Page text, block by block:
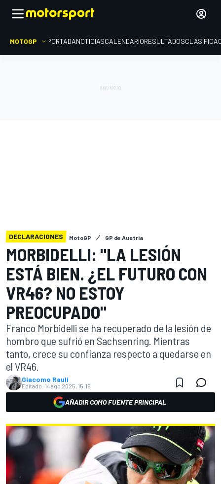
MOTOGP PORTADANOTICIASCALENDARIORESULTADOS
DECLARACIONES MotoGP GP de Austria
MORBIDELLI: "LA LESIÓN
ESTÁ BIEN. ¿EL FUTURO CON
VR46? NO ESTOY
PREOCUPADO"
Franco Morbidelli se ha recuperado de la lesión de
hombro que sufrió en Sachsenring. Mientras
tanto, crece su confianza respecto a quedarse en
el VR46.
Giacomo Rauli
Editado: 14 ago 2025, 15:18
AÑADIR COMO FUENTE PRINCIPAL